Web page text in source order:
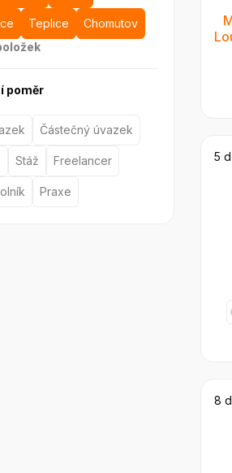
Teplice
Chomutov
poměr
Částečný úvazek
Stáž Freelancer
Praxe
5 d
8 d